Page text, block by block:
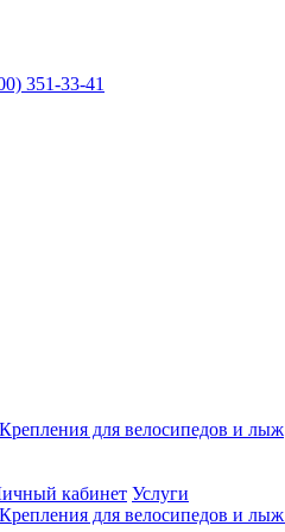
351-33-41
Крепления для велосипедов и лыж
кабинет Услуги
Крепления для велосипедов и лыж